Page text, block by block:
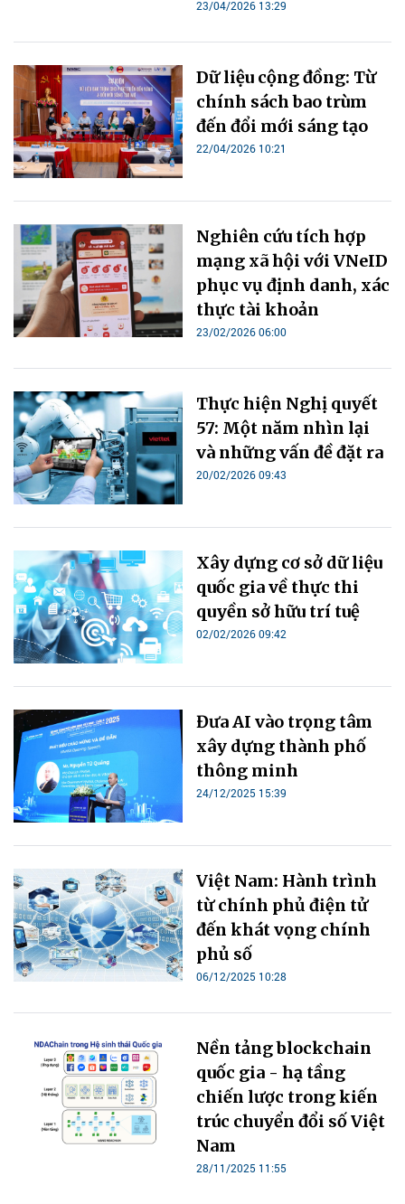
23/04/2026 13:29
Dữ liệu cộng đồng: Từ
chính sách bao trùm
đến đổi mới sáng tạo
22/04/2026 10:21
Nghiên cứu tích hợp
mạng xã hội với VNeID
phục vụ định danh, xác
thực tài khoản
23/02/2026 06:00
Thực hiện Nghị quyết
57: Một năm nhìn lại
và những vấn đề đặt ra
20/02/2026 09:43
Xây dựng cơ sở dữ liệu
quốc gia về thực thi
quyền sở hữu trí tuệ
02/02/2026 09:42
Đưa AI vào trọng tâm
xây dựng thành phố
thông minh
24/12/2025 15:39
Việt Nam: Hành trình
từ chính phủ điện tử
đến khát vọng chính
phủ số
06/12/2025 10:28
Nền tảng blockchain
quốc gia - hạ tầng
chiến lược trong kiến
trúc chuyển đổi số Việt
Nam
28/11/2025 11:55